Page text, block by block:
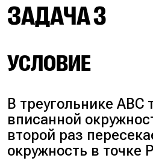
ЗАДАЧА 3
УСЛОВИЕ
В треугольнике
вписанной
второй раз
окружность в точке